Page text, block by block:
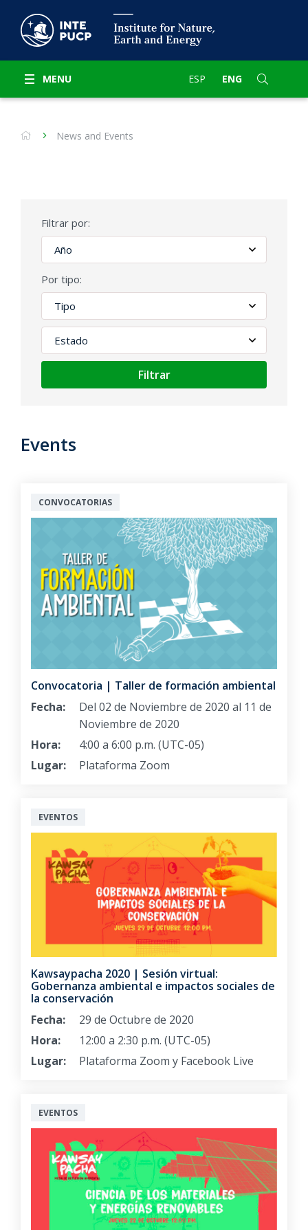
MENU ESP ENG
News and Events
Filtrar por:
Por tipo:
Filtrar
Events
CONVOCATORIAS
Convocatoria | Taller de formación ambiental
Fecha:
Del 02 de Noviembre de 2020 al 11 de
Noviembre de 2020
Hora:
4:00 a 6:00 p.m. (UTC-05)
Lugar:
Plataforma Zoom
EVENTOS
Kawsaypacha 2020 | Sesión virtual:
Gobernanza ambiental e impactos sociales de
la conservación
Fecha:
29 de Octubre de 2020
Hora:
12:00 a 2:30 p.m. (UTC-05)
Lugar:
Plataforma Zoom y Facebook Live
EVENTOS